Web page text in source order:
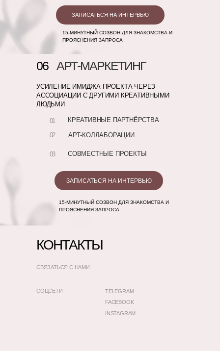
15-МИНУТНЫЙ СОЗВОН ДЛЯ ЗНАКОМСТВА И
ПРОЯСНЕНИЯ ЗАПРОСА
ЗАПИСАТЬСЯ НА ИНТЕРВЬЮ
06 АРТ-МАРКЕТИНГ
15-МИНУТНЫЙ СОЗВОН ДЛЯ ЗНАКОМСТВА И
ПРОЯСНЕНИЯ ЗАПРОСА
ЗАПИСАТЬСЯ НА ИНТЕРВЬЮ
КРЕАТИВНЫЕ ПАРТНЁРСТВА
02 АРТ-КОЛЛАБОРАЦИИ
СОВМЕСТНЫЕ ПРОЕКТЫ
01
03
УСИЛЕНИЕ ИМИДЖА ПРОЕКТА ЧЕРЕЗ
АССОЦИАЦИИ С ДРУГИМИ КРЕАТИВНЫМИ
ЛЮДЬМИ
КОНТАКТЫ
FACEBOOK
СВЯЗАТЬСЯ С НАМИ
СОЦСЕТИ TELEGRAM
INSTAGRAM